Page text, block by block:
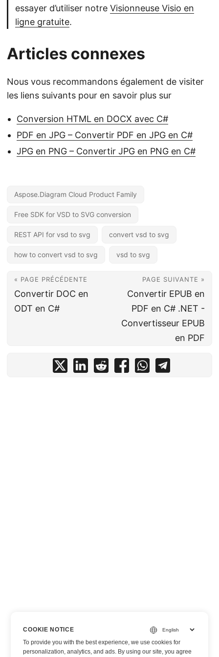
essayer d’utiliser notre Visionneuse Visio en
ligne gratuite.
Articles connexes
Nous vous recommandons également de visiter
les liens suivants pour en savoir plus sur
Conversion HTML en DOCX avec C#
PDF en JPG – Convertir PDF en JPG en C#
JPG en PNG – Convertir JPG en PNG en C#
Aspose.Diagram Cloud Product Family
Free SDK for VSD to SVG conversion
REST API for vsd to svg convert vsd to svg
how to convert vsd to svg vsd to svg
« PAGE PRÉCÉDENTE
Convertir DOC en
ODT en C#
PAGE SUIVANTE »
Convertir EPUB en
PDF en C# .NET -
Convertisseur EPUB
en PDF
COOKIE NOTICE
To provide you with the best experience, we use cookies for
personalization, analytics, and ads. By using our site, you agree